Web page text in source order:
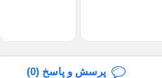
پرسش و پاسخ (0)